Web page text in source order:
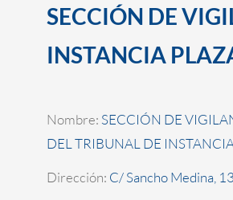
SECCIÓN DE
INSTANCIA
Nombre: SECCIÓN DE
DEL TRIBUNAL DE
Dirección: C/ Sancho Medina,